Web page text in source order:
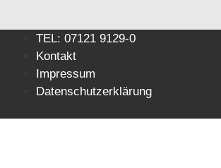
springen
TEL: 07121 9129-0
Kontakt
Impressum
Datenschutzerklärung